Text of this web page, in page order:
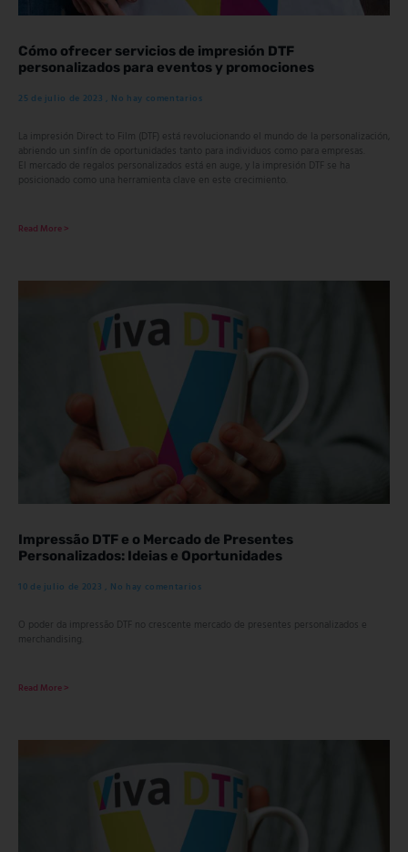
Cómo ofrecer servicios de impresión DTF
personalizados para eventos y promociones
25 de julio de 2023 No hay comentarios
La impresión Direct to Film (DTF) está revolucionando el mundo de la personalización,
abriendo un sinfín de oportunidades tanto para individuos como para empresas.
El mercado de regalos personalizados está en auge, y la impresión DTF se ha
posicionado como una herramienta clave en este crecimiento.
Read More >
Impressão DTF e o Mercado de Presentes
Personalizados: Ideias e Oportunidades
10 de julio de 2023 No hay comentarios
O poder da impressão DTF no crescente mercado de presentes personalizados e
merchandising.
Read More >